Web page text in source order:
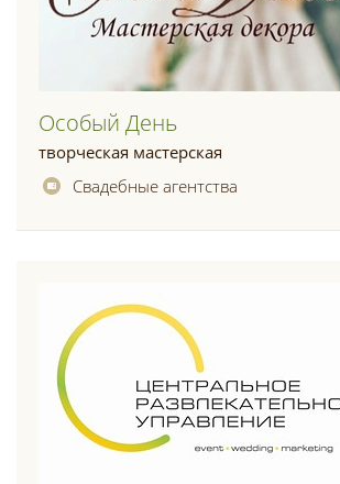
Особый День
творческая мастерская
Свадебные агентства